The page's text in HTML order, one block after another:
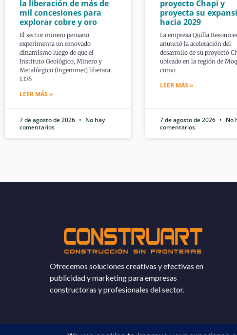
la liberación de más de
mil concesiones para
explorar cobre y oro
El sector minero peruano
experimenta un renovado
dinamismo luego de que el
Instituto Geológico, Minero y
Metalúrgico (Ingemmet) liberara
1.176
LEER MÁS »
7 de agosto de 2026
No hay
comentarios
proyecto Chapi y
proyecta su
hacia 2029
La empresa Quilla
anunció la aceleración del
desarrollo de su proyecto
ubicado en la región de
como
LEER MÁS »
7 de agosto de 2026
No
comentarios
Ofrecemos soluciones creativas y efectivas en
publicidad y marketing para empresas
constructoras y profesionales del sector.